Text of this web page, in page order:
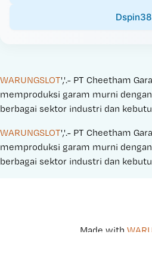
Dspin38
WARUNGSLOT','.- PT Cheetham
memproduksi garam murni
berbagai sektor industri dan
WARUNGSLOT','.- PT Cheetham
memproduksi garam murni
berbagai sektor industri dan
Made with